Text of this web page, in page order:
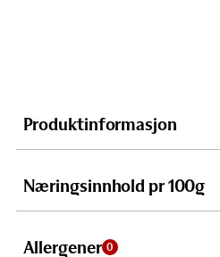
Produktinformasjon
Næringsinnhold pr 100g
Allergener 0